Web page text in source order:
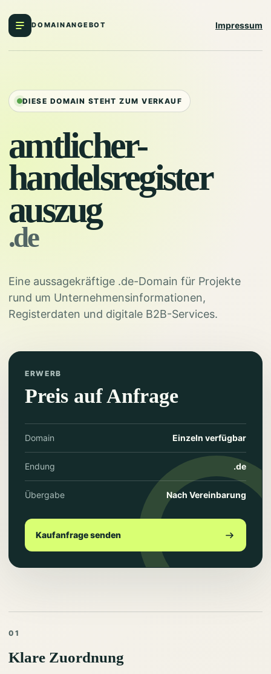
DOMAINANGEBOT Impressum
DIESE DOMAIN STEHT ZUM VERKAUF
amtlicher-
handelsregister
auszug
.de
Eine aussagekräftige .de-Domain für Projekte
rund um Unternehmensinformationen,
Registerdaten und digitale B2B-Services.
ERWERB
Preis auf Anfrage
Domain Einzeln verfügbar
Endung .de
Übergabe Nach Vereinbarung
Kaufanfrage senden
01
Klare Zuordnung